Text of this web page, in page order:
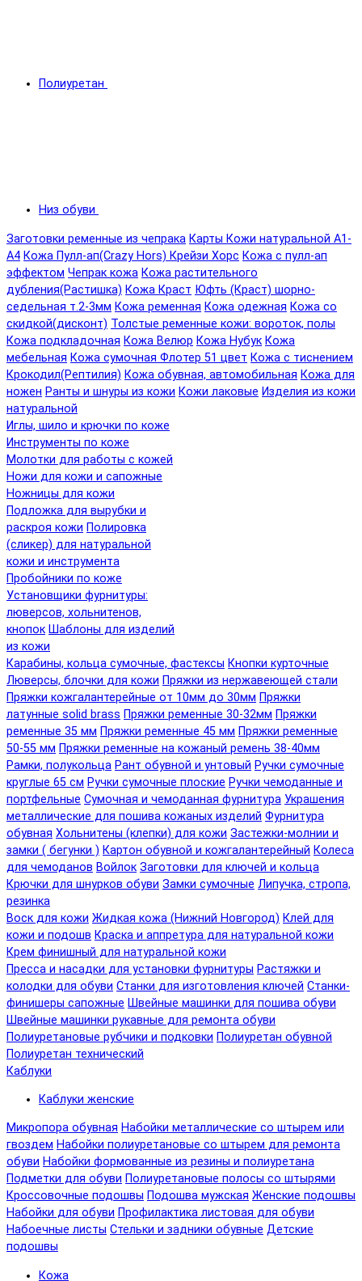
Полиуретан
Низ обуви
Заготовки ременные из чепрака Карты Кожи натуральной А1-
А4 Кожа Пулл-ап(Crazy Hors) Крейзи Хорс Кожа с пулл-ап
эффектом Чепрак кожа Кожа растительного
дубления(Растишка) Кожа Краст Юфть (Краст) шорно-
седельная т.2-3мм Кожа ременная Кожа одежная Кожа со
скидкой(дисконт) Толстые ременные кожи: вороток, полы
Кожа подкладочная Кожа Велюр Кожа Нубук Кожа
мебельная Кожа сумочная Флотер 51 цвет Кожа с тиснением
Крокодил(Рептилия) Кожа обувная, автомобильная Кожа для
ножен Ранты и шнуры из кожи Кожи лаковые Изделия из кожи
натуральной
Иглы, шило и крючки по коже
Инструменты по коже
Молотки для работы с кожей
Ножи для кожи и сапожные
Ножницы для кожи
Подложка для вырубки и
раскроя кожи Полировка
(сликер) для натуральной
кожи и инструмента
Пробойники по коже
Установщики фурнитуры:
люверсов, хольнитенов,
кнопок Шаблоны для изделий
из кожи
Карабины, кольца сумочные, фастексы Кнопки курточные
Люверсы, блочки для кожи Пряжки из нержавеющей стали
Пряжки кожгалантерейные от 10мм до 30мм Пряжки
латунные solid brass Пряжки ременные 30-32мм Пряжки
ременные 35 мм Пряжки ременные 45 мм Пряжки ременные
50-55 мм Пряжки ременные на кожаный ремень 38-40мм
Рамки, полукольца Рант обувной и унтовый Ручки сумочные
круглые 65 см Ручки сумочные плоские Ручки чемоданные и
портфельные Сумочная и чемоданная фурнитура Украшения
металлические для пошива кожаных изделий Фурнитура
обувная Хольнитены (клепки) для кожи Застежки-молнии и
замки ( бегунки ) Картон обувной и кожгалантерейный Колеса
для чемоданов Войлок Заготовки для ключей и кольца
Крючки для шнурков обуви Замки сумочные Липучка, стропа,
резинка
Воск для кожи Жидкая кожа (Нижний Новгород) Клей для
кожи и подошв Краска и аппретура для натуральной кожи
Крем финишный для натуральной кожи
Пресса и насадки для установки фурнитуры Растяжки и
колодки для обуви Станки для изготовления ключей Станки-
финишеры сапожные Швейные машинки для пошива обуви
Швейные машинки рукавные для ремонта обуви
Полиуретановые рубчики и подковки Полиуретан обувной
Полиуретан технический
Каблуки
Каблуки женские
Микропора обувная Набойки металлические со штырем или
гвоздем Набойки полиуретановые со штырем для ремонта
обуви Набойки формованные из резины и полиуретана
Подметки для обуви Полиуретановые полосы со штырями
Кроссовочные подошвы Подошва мужская Женские подошвы
Набойки для обуви Профилактика листовая для обуви
Набоечные листы Стельки и задники обувные Детские
подошвы
Кожа